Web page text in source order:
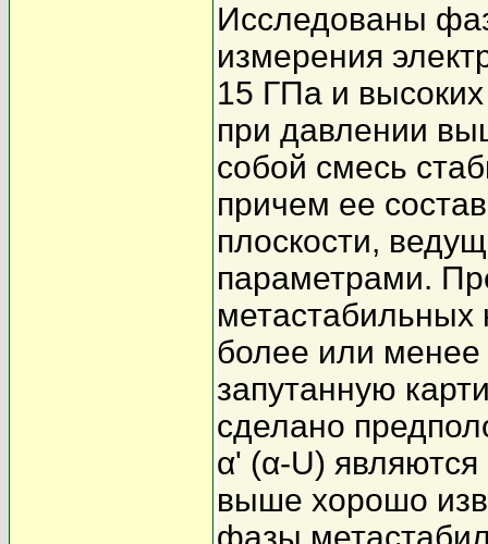
Исследованы
измерения
15 ГПа и
при давлении
собой смесь
причем ее
плоскости,
параметрами.
метастабильных
более или
запутанную
сделано
α' (α-U)
выше хорошо